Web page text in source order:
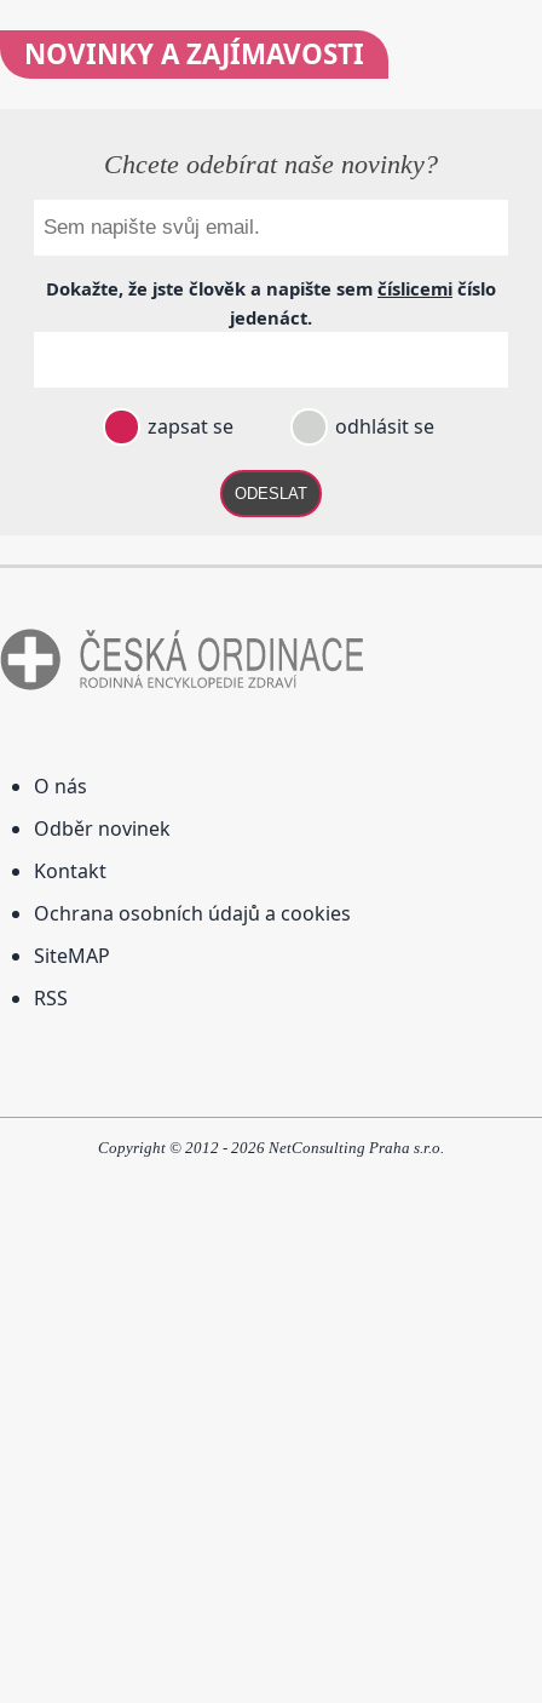
NOVINKYA ZAJÍMAVOSTI
Chcete odebírat naše novinky?
Dokažte, že jste člověk a napište sem číslicemi číslo
jedenáct.
zapsat se odhlásit se
ODESLAT
O nás
Odběr novinek
Kontakt
Ochrana osobních údajů a cookies
SiteMAP
RSS
Copyright © 2012 - 2026 NetConsulting Praha s.r.o.